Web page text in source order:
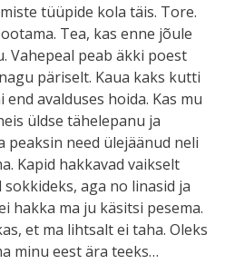
tüüpide kola täis. Tore.
Tea, kas enne jõule
Vahepeal peab äkki poest
päriselt. Kaua kaks kutti
avalduses hoida. Kas mu
üldse tähelepanu ja
peaksin need ülejäänud neli
Kapid hakkavad vaikselt
aga no linasid ja
hakka ma ju käsitsi pesema.
et ma lihtsalt ei taha. Oleks
minu eest ära teeks…